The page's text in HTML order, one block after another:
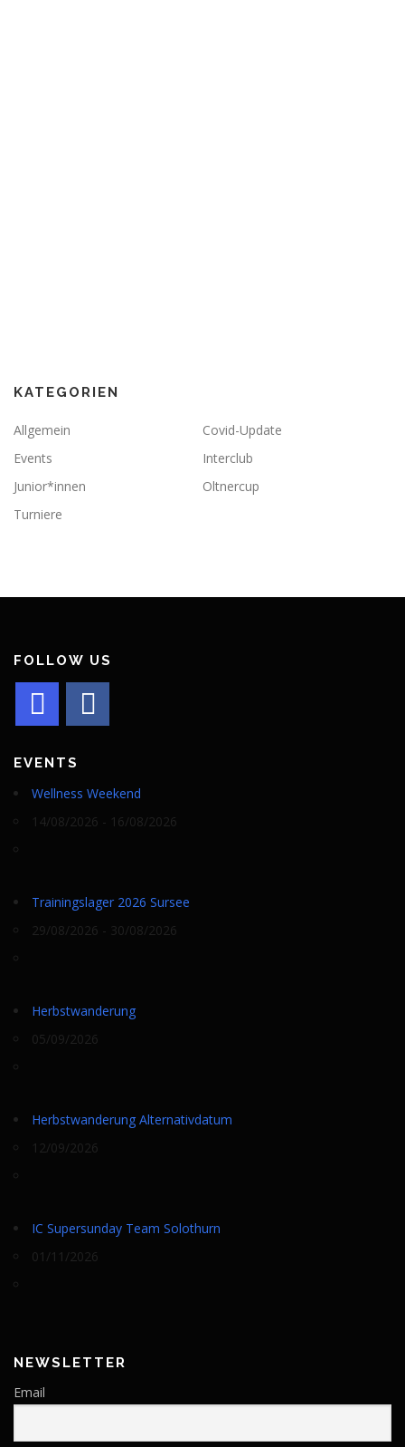
KATEGORIEN
Allgemein
Covid-Update
Events
Interclub
Junior*innen
Oltnercup
Turniere
FOLLOW US
EVENTS
Wellness Weekend
14/08/2026 - 16/08/2026
Trainingslager 2026 Sursee
29/08/2026 - 30/08/2026
Herbstwanderung
05/09/2026
Herbstwanderung Alternativdatum
12/09/2026
IC Supersunday Team Solothurn
01/11/2026
NEWSLETTER
Email